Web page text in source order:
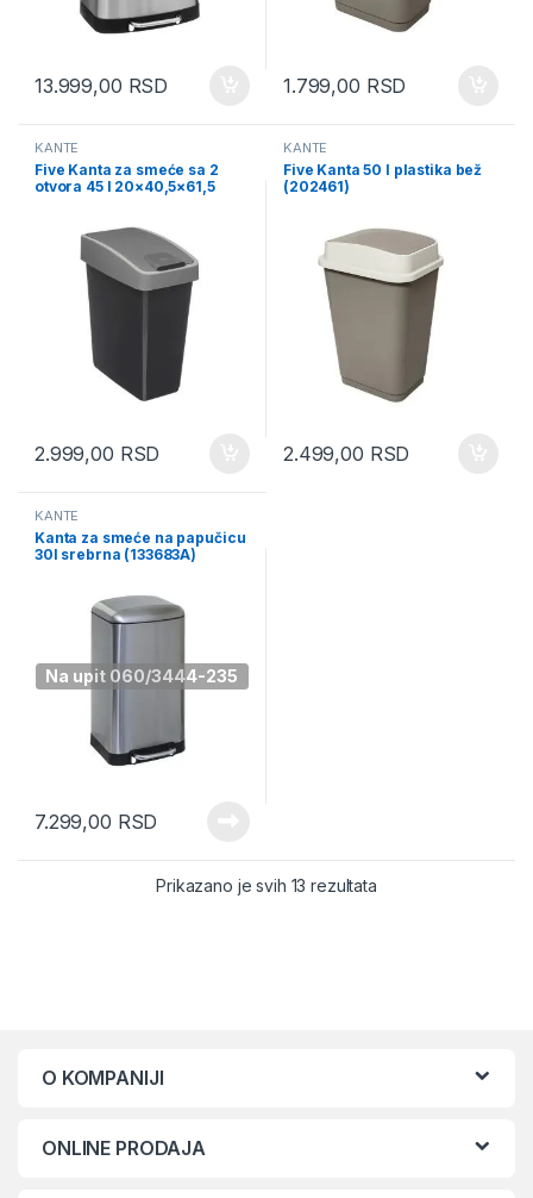
13.999,00 RSD 1.799,00 RSD
KANTE
Five Kanta za smeće sa 2
otvora 45 l 20×40,5×61,5
2.999,00 RSD
KANTE
Five Kanta 50 l plastika bež
(202461)
2.499,00 RSD
Na upit 060/3444-235
KANTE
Kanta za smeće na papučicu
30l srebrna (133683A)
7.299,00 RSD
Prikazano je svih 13 rezultataSorted by latest
O KOMPANIJI
ONLINE PRODAJA